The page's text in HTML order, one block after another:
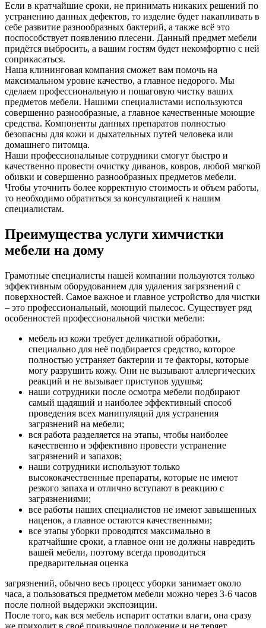
Если в кратчайшие сроки, не принимать никаких решений по
устранению данных дефектов, то изделие будет накапливать в
себе развитие разнообразных бактерий, а также всё это
поспособствует появлению плесени. Данный предмет мебели
придётся выбросить, а вашим гостям будет некомфортно с ней
соприкасаться.
Наша клининговая компания сможет вам помочь на
максимальном уровне качество, а главное недорого. Мы
сделаем профессиональную и пошаговую чистку ваших
предметов мебели. Нашими специалистами используются
совершенно разнообразные, а главное качественные моющие
средства. Компоненты данных препаратов полностью
безопасны для кожи и дыхательных путей человека или
домашнего питомца.
Наши профессиональные сотрудники смогут быстро и
качественно провести очистку диванов, ковров, любой мягкой
обивки и совершенно разнообразных предметов мебели.
Чтобы уточнить более корректную стоимость и объем работы,
то необходимо обратиться за консультацией к нашим
специалистам.
Преимущества услуги химчистки
мебели на дому
Грамотные специалисты нашей компании пользуются только
эффективным оборудованием для удаления загрязнений с
поверхностей. Самое важное и главное устройство для чистки
– это профессиональный, моющий пылесос. Существует ряд
особенностей профессиональной чистки мебели:
мебель из кожи требует деликатной обработки,
специально для неё подбирается средство, которое
полностью устраняет бактерии и те факторы, которые
могу разрушить кожу. Они не вызывают аллергических
реакций и не вызывает приступов удушья;
наши сотрудники после осмотра мебели подбирают
самый щадящий и наиболее эффективный способ
проведения всех манипуляций для устранения
загрязнений на мебели;
вся работа разделяется на этапы, чтобы наиболее
качественно и эффективно провести устранение
загрязнений и запахов;
наши сотрудники используют только
высококачественные препараты, которые не имеют
резкого запаха и отлично вступают в реакцию с
загрязнениями;
все работы наших специалистов не имеют завышенных
наценок, а главное остаются качественными;
все этапы уборки проводятся максимально в
кратчайшие сроки, а главное они не должны навредить
вашей мебели, поэтому всегда проводиться
предварительная оценка
загрязнений, обычно весь процесс уборки занимает около
часа, а пользоваться предметом мебели можно через 3-6 часов
после полной выдержки экспозиции.
После того, как вся мебель испарит остатки влаги, она сразу
же приходит в своё привычное положение и не теряет